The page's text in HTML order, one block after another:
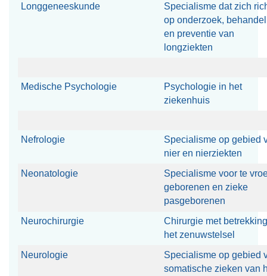
Longgeneeskunde
Specialisme dat zich
op onderzoek,
en preventie van
longziekten
Medische Psychologie
Psychologie in het
ziekenhuis
Nefrologie
Specialisme op gebied
nier en nierziekten
Neonatologie
Specialisme voor te
geborenen en zieke
pasgeborenen
Neurochirurgie
Chirurgie met
het zenuwstelsel
Neurologie
Specialisme op gebied
somatische zieken van